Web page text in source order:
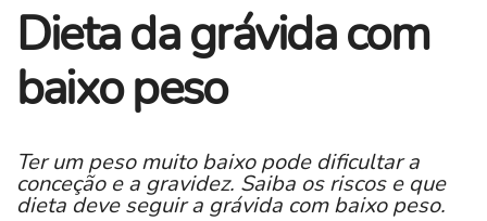
Dieta da grávida com
baixo peso
Ter um peso muito baixo pode dificultar a
conceção e a gravidez. Saiba os riscos e que
dieta deve seguir a grávida com baixo peso.